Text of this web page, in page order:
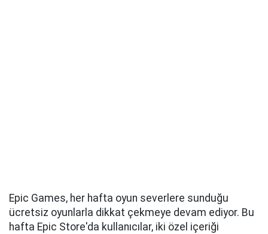
Epic Games, her hafta oyun severlere sunduğu
ücretsiz oyunlarla dikkat çekmeye devam ediyor. Bu
hafta Epic Store'da kullanıcılar, iki özel içeriği